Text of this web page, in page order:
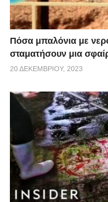
Πόσα μπαλόνια με
σταματήσουν μια
20 ΔΕΚΕΜΒΡΊΟΥ, 2023